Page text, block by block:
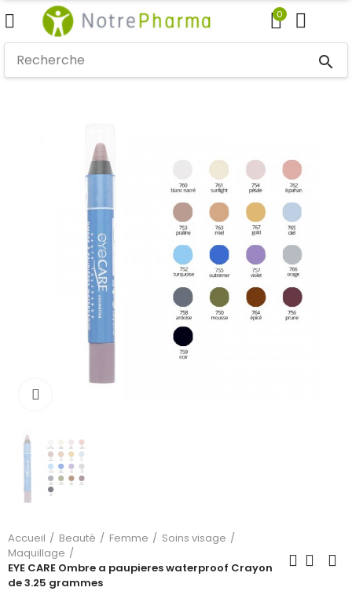
0
search
Accueil Beauté Femme
Soins visage
Maquillage
EYE CARE Ombre a paupieres waterproof Crayon
de 3.25 grammes